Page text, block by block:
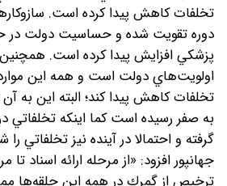
تخلفات كاهش پيدا كرده است.
دوره تقويت شده و حساسيت دولت در
پزشكي افزايش پيدا كرده است.
اولويت‌هاي دولت است و همه اين‌
تخلفات كاهش پيدا كند؛ البته اين به
به صفر رسيده است كما اينكه تخلفاتي
گرفته و احتمالا در آينده نيز تخلفاتي
جهانپور افزود: «از مرحله ارائه اسناد تا
ترخيص از گمرك در همه اين حلقه‌ها